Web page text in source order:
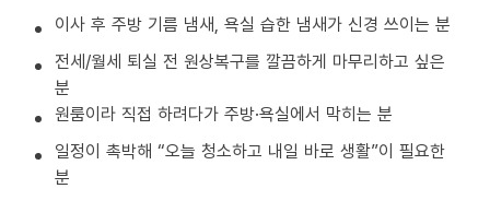
이사 후 주방 기름 냄새, 욕실 습한 냄새가 신경 쓰이는 분
전세/월세 퇴실 전 원상복구를 깔끔하게 마무리하고 싶은
분
원룸이라 직접 하려다가 주방·욕실에서 막히는 분
일정이 촉박해 “오늘 청소하고 내일 바로 생활”이 필요한
분